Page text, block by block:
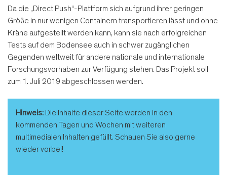
Da die „Direct Push“-Plattform sich aufgrund ihrer geringen
Größe in nur wenigen Containern transportieren lässt und ohne
Kräne aufgestellt werden kann, kann sie nach erfolgreichen
Tests auf dem Bodensee auch in schwer zugänglichen
Gegenden weltweit für andere nationale und internationale
Forschungsvorhaben zur Verfügung stehen. Das Projekt soll
zum 1. Juli 2019 abgeschlossen werden.
Hinweis: Die Inhalte dieser Seite werden in den
kommenden Tagen und Wochen mit weiteren
multimedialen Inhalten gefüllt. Schauen Sie also gerne
wieder vorbei!